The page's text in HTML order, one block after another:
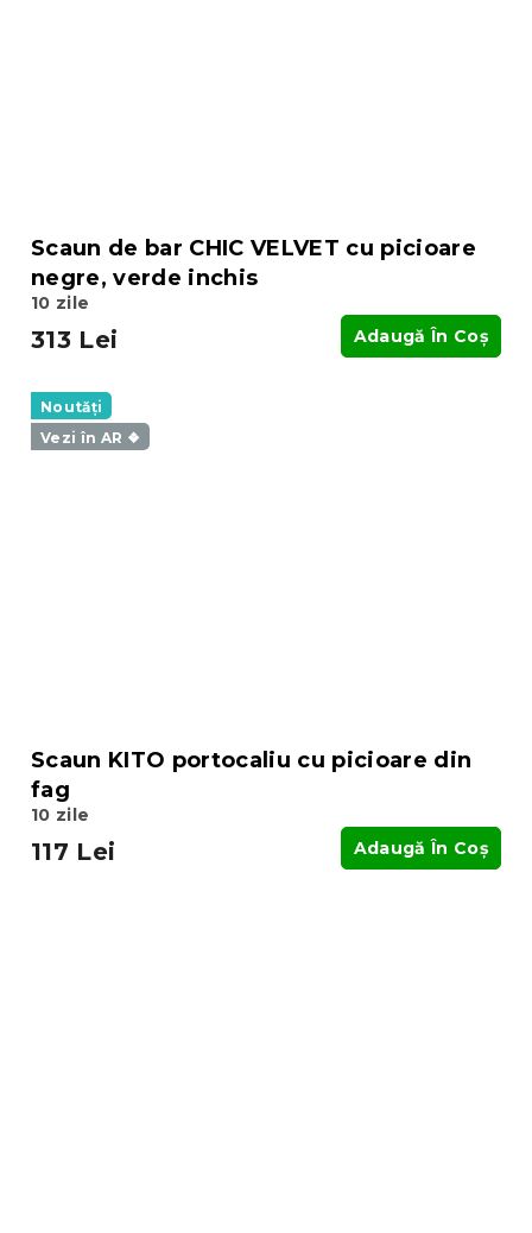
Scaun de bar CHIC VELVET cu picioare
negre, verde inchis
10 zile
313 Lei Adaugă În Coş
Noutăți
Vezi în AR ❖
Scaun KITO portocaliu cu picioare din
fag
10 zile
117 Lei Adaugă În Coş